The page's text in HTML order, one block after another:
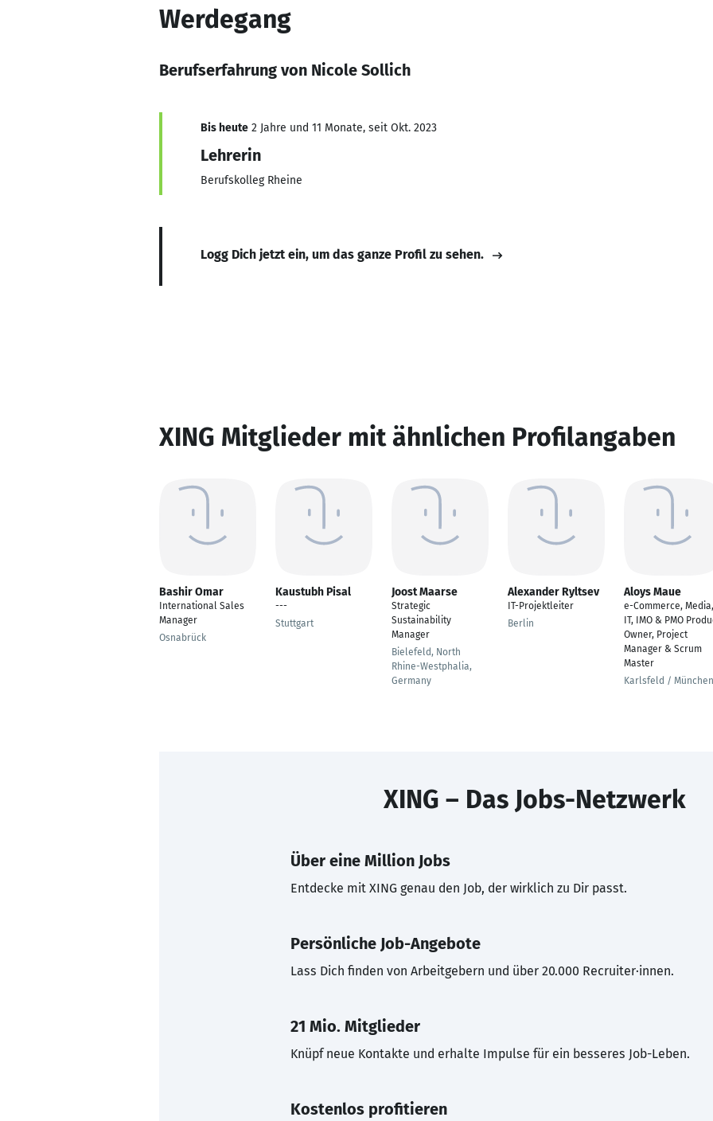
Werdegang
Berufserfahrung von Nicole Sollich
Bis heute 2 Jahre und 11 Monate, seit Okt. 2023
Lehrerin
Berufskolleg Rheine
Logg Dich jetzt ein, um das ganze Profil zu sehen.
XING Mitglieder mit ähnlichen Profilangaben
Bashir Omar
International Sales
Manager
Osnabrück
Kaustubh Pisal
---
Stuttgart
Joost Maarse
Strategic
Sustainability
Manager
Bielefeld, North
Rhine-Westphalia,
Germany
Alexander Ryltsev
IT-Projektleiter
Berlin
Aloys Maue
e-Commerce, Media,
IT, IMO & PMO
Owner, Project
Manager & Scrum
Master
Karlsfeld / München
XING – Das Jobs-Netzwerk
Über eine Million Jobs
Entdecke mit XING genau den Job, der wirklich zu Dir passt.
Persönliche Job-Angebote
Lass Dich finden von Arbeitgebern und über 20.000 Recruiter·innen.
21 Mio. Mitglieder
Knüpf neue Kontakte und erhalte Impulse für ein besseres Job-Leben.
Kostenlos profitieren